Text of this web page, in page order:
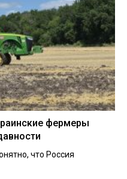
фермеры
что Россия